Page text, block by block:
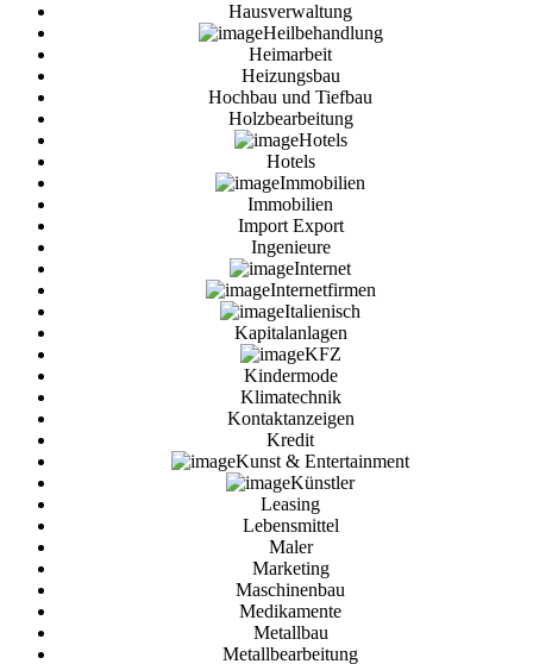
Hausverwaltung
Heilbehandlung
Heimarbeit
Heizungsbau
Hochbau und Tiefbau
Holzbearbeitung
Hotels
Hotels
Immobilien
Immobilien
Import Export
Ingenieure
Internet
Internetfirmen
Italienisch
Kapitalanlagen
KFZ
Kindermode
Klimatechnik
Kontaktanzeigen
Kredit
Kunst & Entertainment
Künstler
Leasing
Lebensmittel
Maler
Marketing
Maschinenbau
Medikamente
Metallbau
Metallbearbeitung